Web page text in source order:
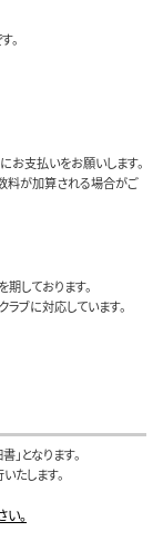
。
支払いをお願いします。
料が加算される場合がご
しております。
ラブに対応しています。
となります。
たします。
。